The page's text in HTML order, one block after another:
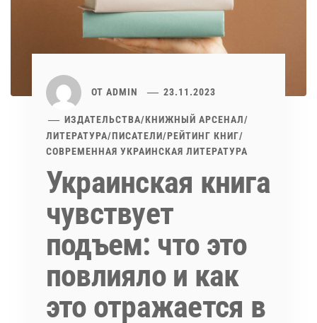
ОТ ADMIN 23.11.2023
ИЗДАТЕЛЬСТВА/КНИЖНЫЙ АРСЕНАЛ/
ЛИТЕРАТУРА/ПИСАТЕЛИ/РЕЙТИНГ КНИГ/
СОВРЕМЕННАЯ УКРАИНСКАЯ ЛИТЕРАТУРА
Украинская книга
чувствует
подъем: что это
повлияло и как
это отражается в